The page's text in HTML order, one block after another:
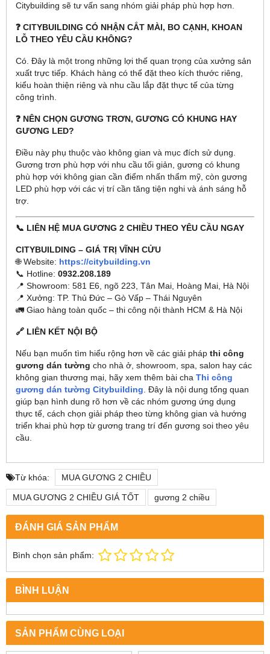
Citybuilding sẽ tư vấn sang nhóm giải pháp phù hợp hơn.
❓ CITYBUILDING CÓ NHẬN CẮT MÀI, BO CẠNH, KHOAN
LỖ THEO YÊU CẦU KHÔNG?
Có. Đây là một trong những lợi thế quan trọng của xưởng sản
xuất trực tiếp. Khách hàng có thể đặt theo kích thước riêng,
kiểu hoàn thiện riêng và nhu cầu lắp đặt thực tế của từng
công trình.
❓ NÊN CHỌN GƯƠNG TRƠN, GƯƠNG CÓ KHUNG HAY
GƯƠNG LED?
Điều này phụ thuộc vào không gian và mục đích sử dụng.
Gương trơn phù hợp với nhu cầu tối giản, gương có khung
phù hợp với không gian cần điểm nhấn thẩm mỹ, còn gương
LED phù hợp với các vị trí cần tăng tiện nghi và ánh sáng hỗ
trợ.
📞 LIÊN HỆ MUA GƯƠNG 2 CHIỀU THEO YÊU CẦU NGAY
CITYBUILDING – GIÁ TRỊ VĨNH CỬU
🌐 Website: https://citybuilding.vn
📞 Hotline: 0932.208.189
📍 Showroom: 581 E6, ngõ 223, Tân Mai, Hoàng Mai, Hà Nội
📍 Xưởng: TP. Thủ Đức – Gò Vấp – Thái Nguyên
🚛 Giao hàng toàn quốc – thi công nội thành HCM & Hà Nội
🔗 LIÊN KẾT NỘI BỘ
Nếu bạn muốn tìm hiểu rộng hơn về các giải pháp thi công
gương dán tường cho nhà ở, showroom, spa, salon hay các
không gian thương mại, hãy xem thêm bài cha Thi công
gương dán tường Citybuilding . Đây là nội dung tổng quan
giúp bạn hình dung rõ hơn về các nhóm gương ứng dụng
thực tế, cách chọn giải pháp theo từng không gian và hướng
triển khai phù hợp từ gương trang trí đến gương soi theo yêu
cầu.
Từ khóa: MUA GƯƠNG 2 CHIỀU
MUA GƯƠNG 2 CHIỀU GIÁ TỐT gương 2 chiều
ĐÁNH GIÁ SẢN PHẨM
Bình chọn sản phẩm:
BÌNH LUẬN
SẢN PHẨM CÙNG LOẠI